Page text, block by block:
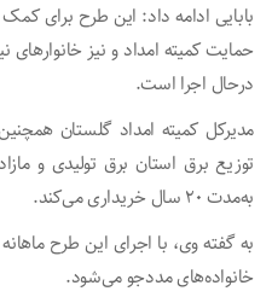
بابایی ادامه داد: این طرح برای
حمایت کمیته امداد و نیز
درحال اجرا است.
مدیرکل کمیته امداد گلستان
توزیع برق استان برق تولیدی و
به‌مدت ۲۰ سال خریداری می‌کند.
خانواده‌های مددجو می‌شود.